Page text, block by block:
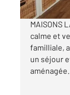
MAISONS
calme et
familliale,
un séjour